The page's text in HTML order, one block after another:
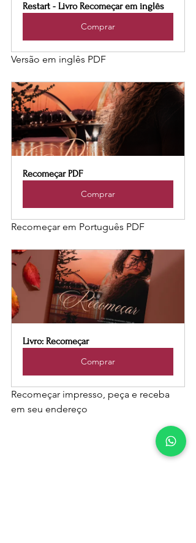
Restart - Livro Recomeçar em inglês
Comprar
Versão em inglês PDF
Recomeçar PDF
Comprar
Recomeçar em Português PDF
Livro: Recomeçar
Comprar
Recomeçar impresso, peça e receba
em seu endereço